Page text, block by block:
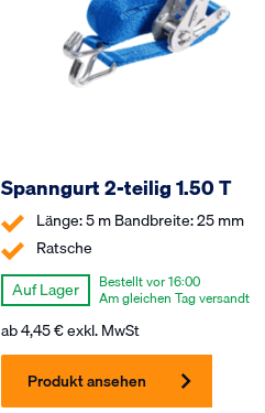
Spanngurt 2-teilig 1.50 T
Länge: 5 m Bandbreite: 25 mm
Ratsche
Auf Lager
Bestellt vor 16:00
Am gleichen Tag versandt
ab4,45€exkl. MwSt
Produkt ansehen